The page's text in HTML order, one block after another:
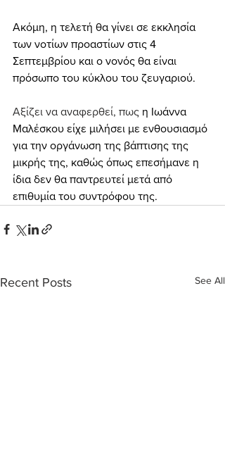
Ακόμη, η τελετή θα γίνει σε εκκλησία
των νοτίων προαστίων στις 4
Σεπτεμβρίου και ο νονός θα είναι
πρόσωπο του κύκλου του ζευγαριού.
Αξίζει να αναφερθεί, πως η Ιωάννα
Μαλέσκου είχε μιλήσει με ενθουσιασμό
για την οργάνωση της βάπτισης της
μικρής της, καθώς όπως επεσήμανε η
ίδια δεν θα παντρευτεί μετά από
επιθυμία του συντρόφου της.
Recent Posts See All